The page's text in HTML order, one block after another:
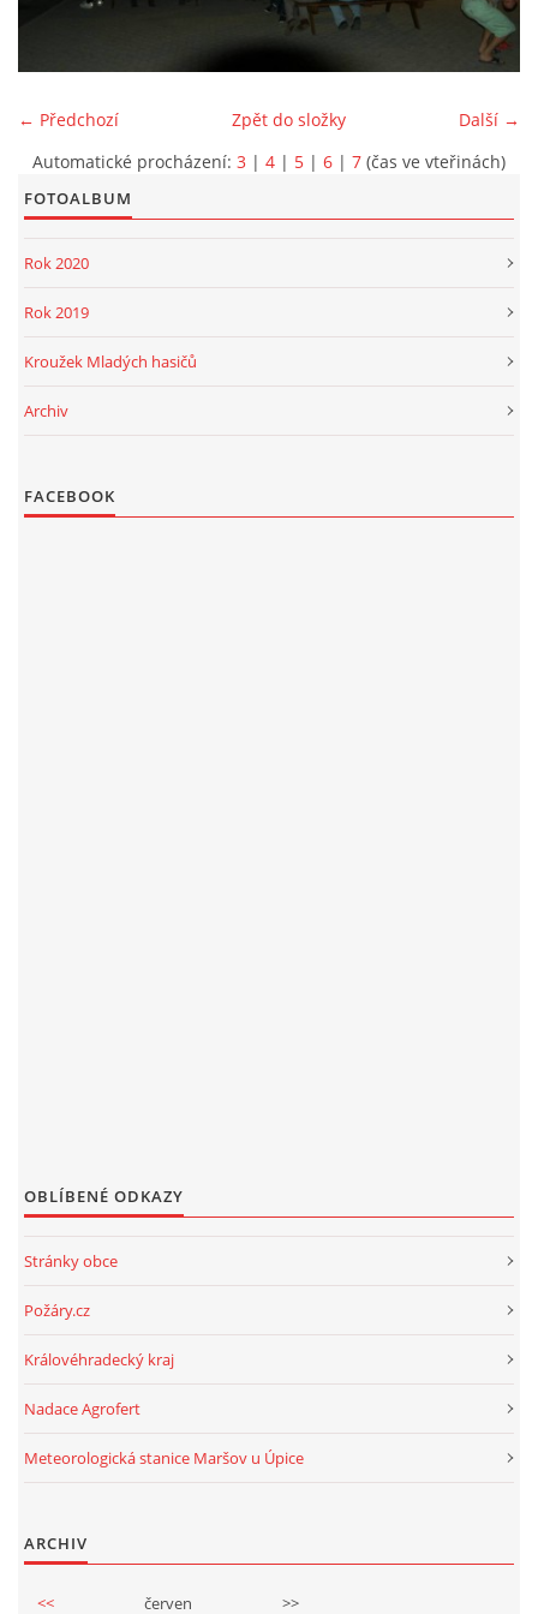
PROJEKT DOPRAVNÍ AUTOMOBIL
Havlovice 377
← Předchozí Další →
Zpět do složky
Automatické procházení: 3 | 4 | 5 | 6 | 7 (čas ve vteřinách)
FOTOALBUM
Rok 2020
Rok 2019
Kroužek Mladých hasičů
Archiv
FACEBOOK
OBLÍBENÉ ODKAZY
Stránky obce
Požáry.cz
Královéhradecký kraj
Nadace Agrofert
Meteorologická stanice Maršov u Úpice
ARCHIV
<< červen >>